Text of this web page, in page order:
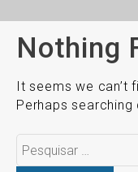
Nothing
It seems we can’t
Perhaps searching
Pesquisar
por: